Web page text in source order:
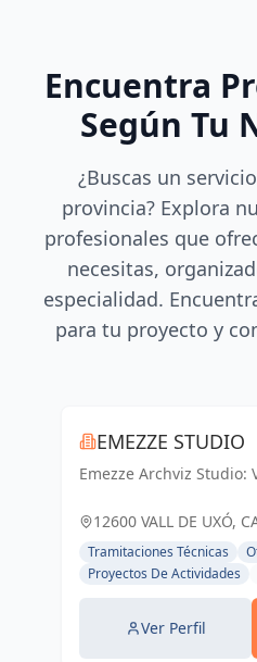
Encuentra
Según Tu
¿Buscas un
provincia? Explora
profesionales que
necesitas,
especialidad.
para tu proyecto y
EMEZZE STUDIO
Emezze Archviz Studio:
d'Uixó y Castellón.
12600 VALL DE UXÓ,
España
Tramitaciones Técnicas
Proyectos De Actividades
Ver Perfil